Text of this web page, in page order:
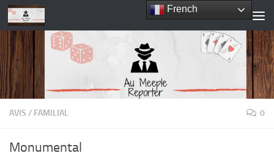
Skip to content
AVIS / FAMILIAL 0
Monumental
French